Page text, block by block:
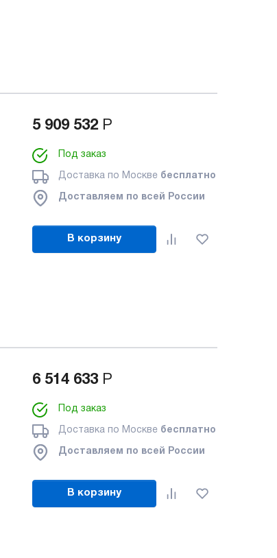
5 909 532 Р
Под заказ
Доставка по Москве бесплатно
Доставляем по всей России
В корзину
6 514 633 Р
Под заказ
Доставка по Москве бесплатно
Доставляем по всей России
В корзину